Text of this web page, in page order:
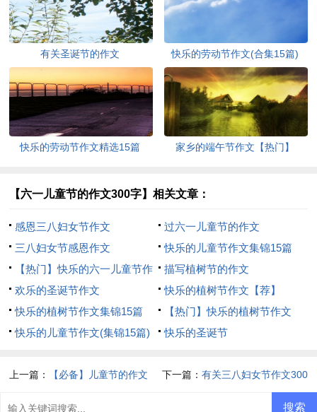
有关圣诞节的作文 快乐的劳动节作文(合集15篇)
快乐的劳动节作文精选15篇 家乡的端午节作文【热门】
【六一儿童节的作文300字】相关文章：
感恩三八妇女节作文
过六一儿童节的作文
三八妇女节感恩作文
快乐的儿童节作文集锦15篇
【热门】快乐的六一儿童节作
文
描写植树节的作文
欢乐的圣诞节作文
快乐的植树节作文【荐】
快乐的植树节作文集锦15篇
【热门】快乐的植树节作文
快乐的儿童节作文(集锦15篇)
快乐的圣诞节
上一篇：
【必备】儿童节的作文
下一篇： 有关三八妇女节作文300